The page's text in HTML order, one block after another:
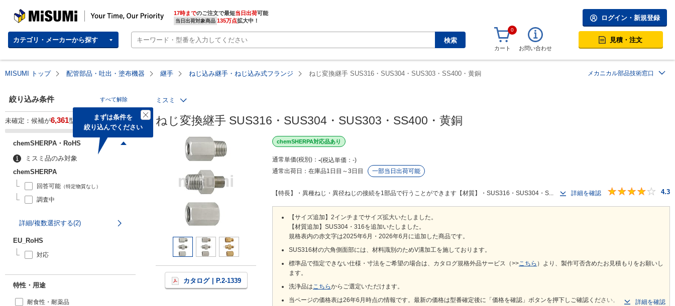
MISUMI | Your Time, Our Priority 17時までのご注文で最短当日出荷
当日出荷対象商品 135万点拡大中！
カテゴリ・メーカーから探す 検索
ログイン・新規登録
0
カート お問い合わせ
見積・注文
MISUMI トップ 配管部品・吐出・塗布機器 継手 ねじ込み継手・ねじ込み式フランジ ねじ変換継手 SUS316・SUS304・SUS303・SS400・黄銅 メカニカル部品技術窓口
絞り込み条件 すべて解除
まずは条件を
絞り込んでください
未確定：候補が6,361型番あります。
chemSHERPA・RoHS
ミスミ品のみ対象
chemSHERPA
回答可能 （特定物質なし）
調査中
詳細/複数選択する(2)
EU_RoHS
対応
特性・用途
耐食性・耐薬品
ミスミ
ねじ変換継手 SUS316・SUS304・SUS303・SS400・黄銅
カタログ | P.2-1339
chemSHERPA対応品あり
通常単価(税別) - 税込単価
-
通常出荷日： 在庫品1日目～3日目 一部当日出荷可能
【特長】・異種ねじ・異径ねじの接続を1部品で行うことができます【材質】・SUS316・SUS304・S... 詳細を確認 4.3
【サイズ追加】2インチまでサイズ拡大いたしました。
【材質追加】SUS304・316を追加いたしました。
規格表内の赤文字は2025年6月・2026年6月に追加した商品です。
SUS316材の六角側面部には、材料識別のためV溝加工を施しております。
標準品で指定できない仕様・寸法をご希望の場合は、カタログ規格外品サービス（>>こちら ）より、製作可否含めたお見積もりをお願いし
ます。
洗浄品はこちらからご選定いただけます。
当ページの価格表は26年6月時点の情報です。最新の価格は型番確定後に「価格を確認」ボタンを押下しご確認ください。
詳細を確認